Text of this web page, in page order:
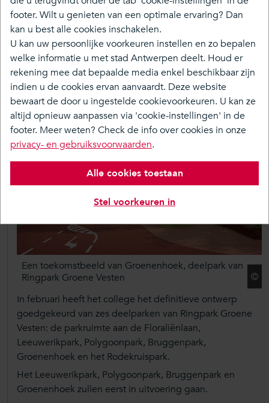
Over
Tijdlijn
Februari 2026
Definitief ontwerp zes deelparken
Een toekomstbeeld van Groenenhoek, deelpark van
Ringpark Groene Vesten
In februari heeft het college het definitieve ontwerp
goedgekeurd van zes deelparken van Ringpark Groene
Vesten: de parkruimte aan de Floraliënlaan,
Leeuwerikpark, Polygoonpark, Bruggenpark,
Groenenhoek en het Rodekruispark.
Het Leeuwerikpark, Polygoonpark, Bruggenpark en
Groenenhoek zullen eerst in uitvoering gaan.
footer. Wilt u genieten van een optimale ervaring? Dan
kan u best alle cookies inschakelen.
U kan uw persoonlijke voorkeuren instellen en zo bepalen
welke informatie u met stad Antwerpen deelt. Houd er
rekening mee dat bepaalde media enkel beschikbaar zijn
indien u de cookies ervan aanvaardt. Deze website
bewaart de door u ingestelde cookievoorkeuren. U kan ze
altijd opnieuw aanpassen via 'cookie-instellingen' in de
footer. Meer weten? Check de info over cookies in onze
privacy- en gebruiksvoorwaarden.
Alle cookies toestaan
Stel voorkeuren in